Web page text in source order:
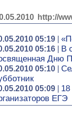
http://
05:19
05:16
В
Дню
05:10
05:09
ЕГЭ